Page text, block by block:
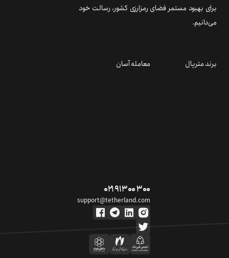
برای بهبود مستمر فضای رمزارزی کشور، رسالت خود
می‌دانیم.
برند متریال معامله آسان
۰۲۱ ۹۱ ۳۰۰ ۳۰۰
support@tetherland.com